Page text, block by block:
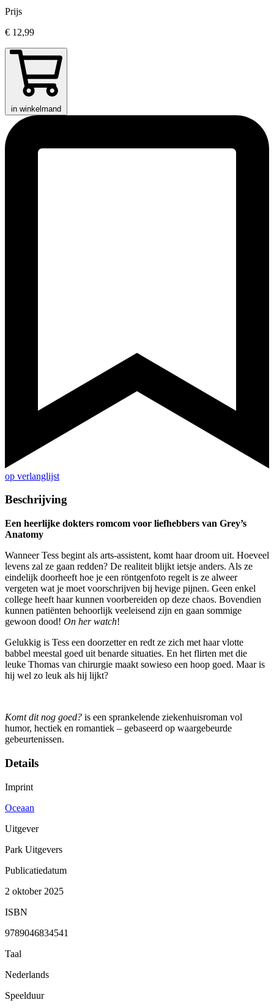
Prijs
€ 12,99
in winkelmand
op verlanglijst
Beschrijving
Een heerlijke dokters romcom voor liefhebbers van Grey’s
Anatomy
Wanneer Tess begint als arts-assistent, komt haar droom uit. Hoeveel
levens zal ze gaan redden? De realiteit blijkt ietsje anders. Als ze
eindelijk doorheeft hoe je een röntgenfoto regelt is ze alweer
vergeten wat je moet voorschrijven bij hevige pijnen. Geen enkel
college heeft haar kunnen voorbereiden op deze chaos. Bovendien
kunnen patiënten behoorlijk veeleisend zijn en gaan sommige
gewoon dood! On her watch!
Gelukkig is Tess een doorzetter en redt ze zich met haar vlotte
babbel meestal goed uit benarde situaties. En het flirten met die
leuke Thomas van chirurgie maakt sowieso een hoop goed. Maar is
hij wel zo leuk als hij lijkt?
Komt dit nog goed? is een sprankelende ziekenhuisroman vol
humor, hectiek en romantiek – gebaseerd op waargebeurde
gebeurtenissen.
Details
Imprint
Oceaan
Uitgever
Park Uitgevers
Publicatiedatum
2 oktober 2025
ISBN
9789046834541
Taal
Nederlands
Speelduur